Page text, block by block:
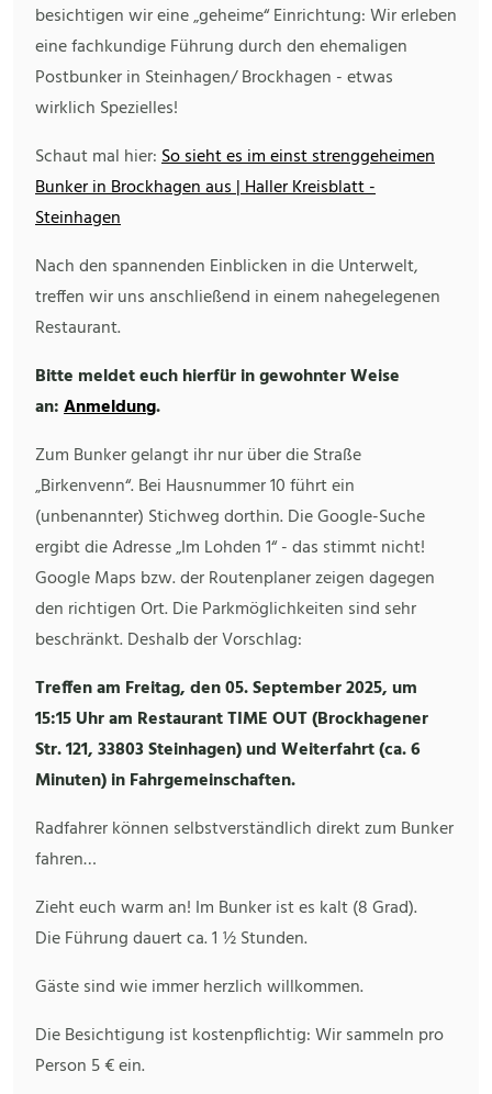
besichtigen wir eine „geheime“ Einrichtung: Wir erleben
eine fachkundige Führung durch den ehemaligen
Postbunker in Steinhagen/ Brockhagen - etwas
wirklich Spezielles!
Schaut mal hier:So sieht es im einst strenggeheimen
Bunker in Brockhagen aus | Haller Kreisblatt -
Steinhagen
Nach den spannenden Einblicken in die Unterwelt,
treffen wir uns anschließend in einem nahegelegenen
Restaurant.
Bitte meldet euch hierfür in gewohnter Weise
an:Anmeldung.
Zum Bunker gelangt ihr nur über die Straße
„Birkenvenn“. Bei Hausnummer 10 führt ein
(unbenannter) Stichweg dorthin. Die Google-Suche
ergibt die Adresse „Im Lohden 1“ - das stimmt nicht!
Google Maps bzw. der Routenplaner zeigen dagegen
den richtigen Ort. Die Parkmöglichkeiten sind sehr
beschränkt. Deshalb der Vorschlag:
Treffen am Freitag, den 05. September 2025, um
15:15 Uhr am Restaurant TIME OUT (Brockhagener
Str. 121, 33803 Steinhagen) und Weiterfahrt (ca. 6
Minuten) in Fahrgemeinschaften.
Radfahrer können selbstverständlich direkt zum Bunker
fahren…
Zieht euch warm an! Im Bunker ist es kalt (8 Grad).
Die Führung dauert ca. 1 ½ Stunden.
Gäste sind wie immer herzlich willkommen.
Die Besichtigung ist kostenpflichtig: Wir sammeln pro
Person 5 € ein.